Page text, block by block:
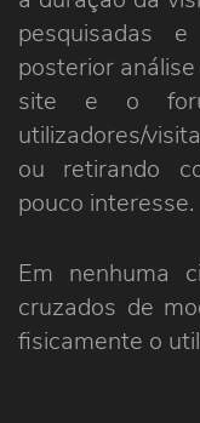
pesquisadas
posterior
site e o
utilizadores/
ou retirando
pouco interesse.
Em nenhuma
cruzados de
fisicamente o